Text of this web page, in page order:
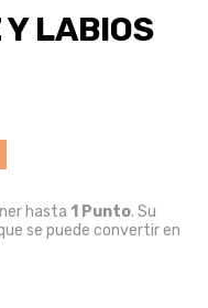
LABIOS
hasta 1 Punto. Su
se puede convertir en